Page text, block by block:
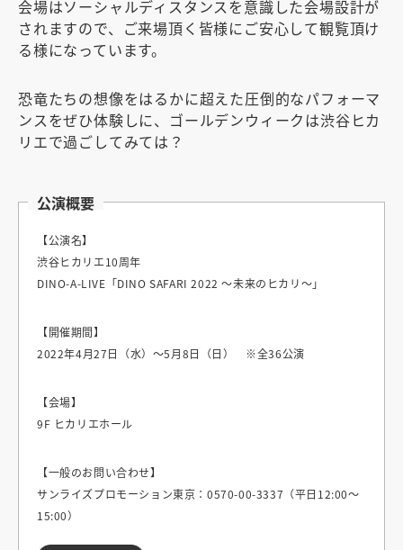
会場はソーシャルディスタンスを意識した会場設計が
されますので、ご来場頂く皆様にご安心して観覧頂け
る様になっています。
恐竜たちの想像をはるかに超えた圧倒的なパフォーマ
ンスをぜひ体験しに、ゴールデンウィークは渋谷ヒカ
リエで過ごしてみては？
公演概要
【公演名】
渋谷ヒカリエ10周年
DINO-A-LIVE「DINO SAFARI 2022 ～未来のヒカリ～」
【開催期間】
2022年4月27日（水）～5月8日（日） ※全36公演
【会場】
9F ヒカリエホール
【一般のお問い合わせ】
サンライズプロモーション東京：0570-00-3337（平日12:00～
15:00）